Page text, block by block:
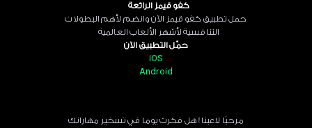
كفو قيمز الرائعة
حمل تطبيق كفو قيمز الآن وانضم لأهم البطولات
التنافسية لأشهر الألعاب العالمية
حمّل التطبيق الآن
iOS
Android
مرحبًا لاعبنا ! هل فكرت يوما في تسخير مهاراتك